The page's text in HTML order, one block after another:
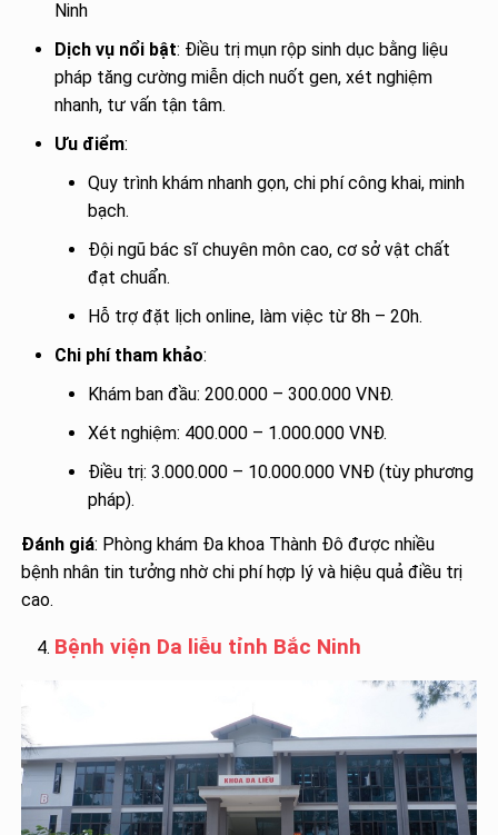
Ninh
Dịch vụ nổi bật: Điều trị mụn rộp sinh dục bằng liệu
pháp tăng cường miễn dịch nuốt gen, xét nghiệm
nhanh, tư vấn tận tâm.
Ưu điểm:
Quy trình khám nhanh gọn, chi phí công khai, minh
bạch.
Đội ngũ bác sĩ chuyên môn cao, cơ sở vật chất
đạt chuẩn.
Hỗ trợ đặt lịch online, làm việc từ 8h – 20h.
Chi phí tham khảo:
Khám ban đầu: 200.000 – 300.000 VNĐ.
Xét nghiệm: 400.000 – 1.000.000 VNĐ.
Điều trị: 3.000.000 – 10.000.000 VNĐ (tùy phương
pháp).
Đánh giá: Phòng khám Đa khoa Thành Đô được nhiều
bệnh nhân tin tưởng nhờ chi phí hợp lý và hiệu quả điều trị
cao.
Bệnh viện Da liễu tỉnh Bắc Ninh